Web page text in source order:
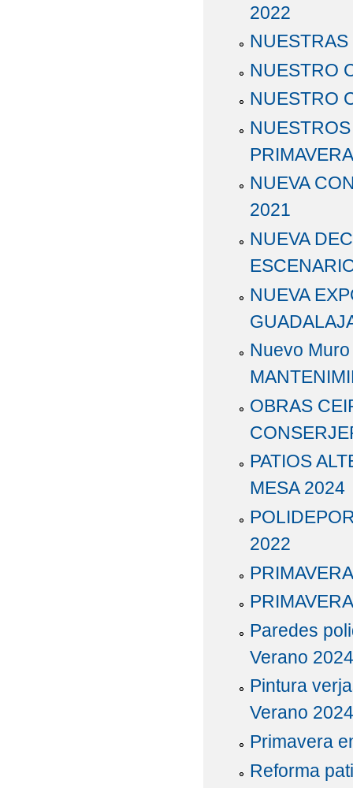
2022
NUESTRO
NUESTRO
NUEVA
2021
NUEVA
NUEVA
Nuevo
OBRAS
PATIOS
MESA 2024
2022
Paredes
Verano 2024
Pintura
Verano
Primavera
Reforma